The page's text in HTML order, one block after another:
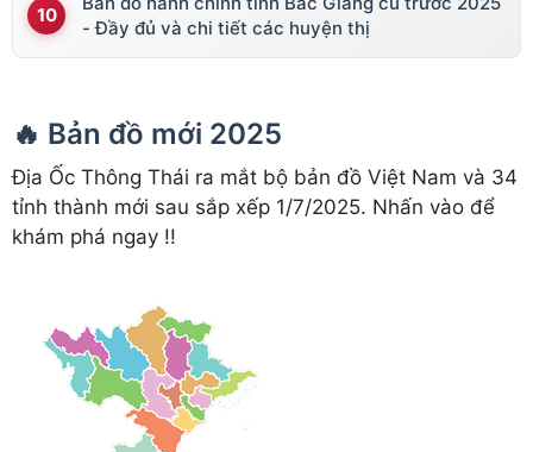
- Đầy đủ và chi tiết các huyện thị
🔥 Bản đồ mới 2025
Địa Ốc Thông Thái ra mắt bộ bản đồ Việt Nam và 34
tỉnh thành mới sau sắp xếp 1/7/2025. Nhấn vào để
khám phá ngay !!